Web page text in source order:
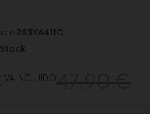
253X6411C
IVA INCLUIDO